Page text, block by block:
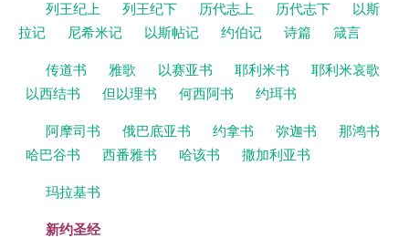
列王纪上
列王纪下 历代志上 历代志下
以斯
拉记
尼希米记 以斯帖记 约伯记 诗篇
箴言
传道书
雅歌 以赛亚书 耶利米书
耶利米哀歌
以西结书
但以理书 何西阿书
约珥书
阿摩司书
俄巴底亚书 约拿书 弥迦书
那鸿书
哈巴谷书
西番雅书 哈该书
撒加利亚书
玛拉基书
新约圣经